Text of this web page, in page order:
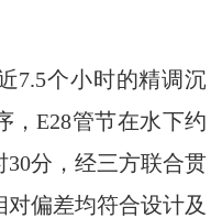
个小时的精调沉
，E28管节在水下约
30分，经三方联合贯
偏差均符合设计及